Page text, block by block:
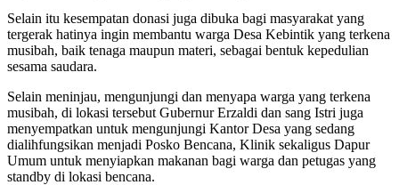
Selain itu kesempatan donasi juga dibuka bagi masyarakat yang
tergerak hatinya ingin membantu warga Desa Kebintik yang terkena
musibah, baik tenaga maupun materi, sebagai bentuk kepedulian
sesama saudara.
Selain meninjau, mengunjungi dan menyapa warga yang terkena
musibah, di lokasi tersebut Gubernur Erzaldi dan sang Istri juga
menyempatkan untuk mengunjungi Kantor Desa yang sedang
dialihfungsikan menjadi Posko Bencana, Klinik sekaligus Dapur
Umum untuk menyiapkan makanan bagi warga dan petugas yang
standby di lokasi bencana.